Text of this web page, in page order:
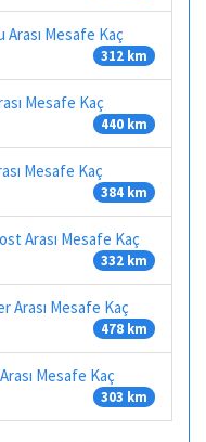
Mesafe Kaç
312 km
Mesafe Kaç
440 km
Mesafe Kaç
384 km
Arası Mesafe Kaç
332 km
Arası Mesafe Kaç
478 km
Mesafe Kaç
303 km